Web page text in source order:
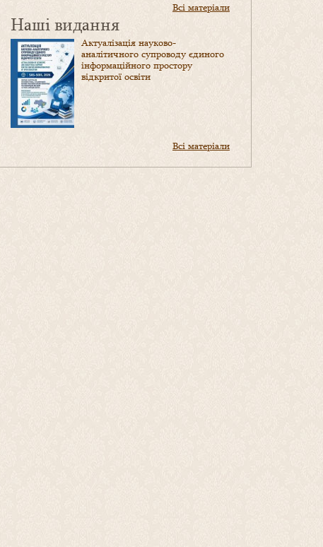
Всі матеріали
Наші видання
Актуалізація науково-
аналітичного супроводу єдиного
інформаційного простору
відкритої освіти
Всі матеріали